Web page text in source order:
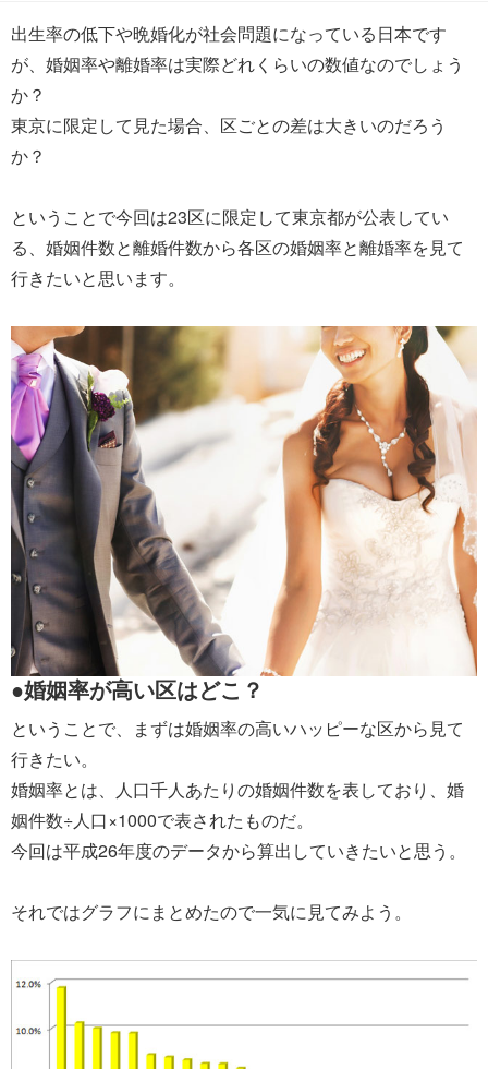
出生率の低下や晩婚化が社会問題になっている日本です
が、婚姻率や離婚率は実際どれくらいの数値なのでしょう
か？
東京に限定して見た場合、区ごとの差は大きいのだろう
か？
ということで今回は23区に限定して東京都が公表してい
る、婚姻件数と離婚件数から各区の婚姻率と離婚率を見て
行きたいと思います。
●婚姻率が高い区はどこ？
ということで、まずは婚姻率の高いハッピーな区から見て
行きたい。
婚姻率とは、人口千人あたりの婚姻件数を表しており、婚
姻件数÷人口×1000で表されたものだ。
今回は平成26年度のデータから算出していきたいと思う。
それではグラフにまとめたので一気に見てみよう。